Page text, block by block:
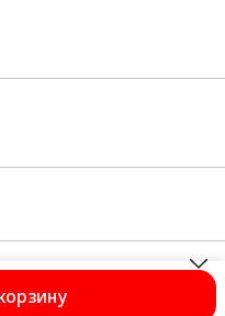
Московская ул, д. 38а,